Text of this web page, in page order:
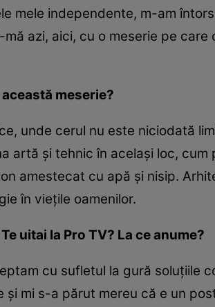
mele independente, m-am
azi, aici, cu o meserie pe
meserie?
unde cerul nu este niciodată
artă și tehnic în același loc,
amestecat cu apă și nisip.
în viețile oamenilor.
uitai la Pro TV? La ce anume?
cu sufletul la gură soluțiile
mi s-a părut mereu că e un